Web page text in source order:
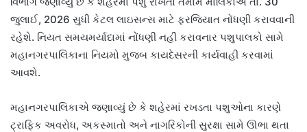
જુલાઈ, 2026 સુધી કેટલ લાઇસન્સ માટે ફરજિયાત નોંધણી કરાવવાની
રહેશે. નિયત સમયમર્યાદામાં નોંધણી નહીં કરાવનાર પશુપાલકો સામે
મહાનગરપાલિકાના નિયમો મુજબ કાયદેસરની કાર્યવાહી કરવામાં
આવશે.
મહાનગરપાલિકાએ જણાવ્યું છે કે શહેરમાં રખડતા પશુઓના કારણે
ટ્રાફિક અવરોધ, અકસ્માતો અને નાગરિકોની સુરક્ષા સામે ઊભા થતા